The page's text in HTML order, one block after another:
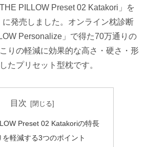
PILLOW Preset 02 Katakori」を
発売しました。オンライン枕診断
Personalize」で得た70万通りの
りの軽減に効果的な高さ・硬さ・形
たプリセット型枕です。
目次
Preset 02 Katakoriの特長
を軽減する3つのポイント